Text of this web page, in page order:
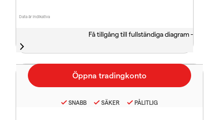
Data är indikativa
Få tillgång till fullständiga diagram -
SNABB SÄKER PÅLITLIG